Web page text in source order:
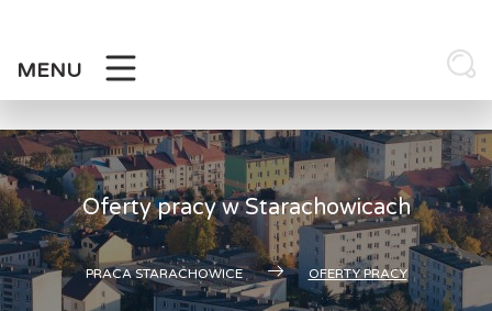
MENU
Oferty pracy w Starachowicach
PRACA STARACHOWICE OFERTY PRACY